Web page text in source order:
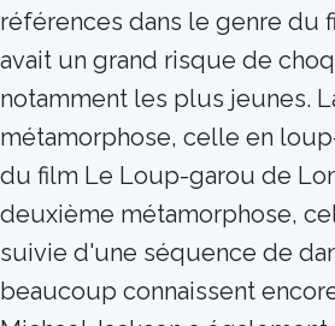
références dans le genre du
avait un grand risque de
notamment les plus jeunes.
métamorphose, celle en
du film Le Loup-garou de
deuxième métamorphose,
suivie d'une séquence de
beaucoup connaissent